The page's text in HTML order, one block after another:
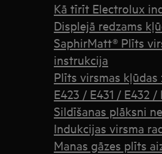
Kā tīrīt Electrolux
Displejā redzams
SaphirMatt® Plīts
instrukcija
Plīts virsmas kļūdas
E423 / E431 / E432 /
Sildīšanas plāksni
Indukcijas virsma
Manas gāzes plīts